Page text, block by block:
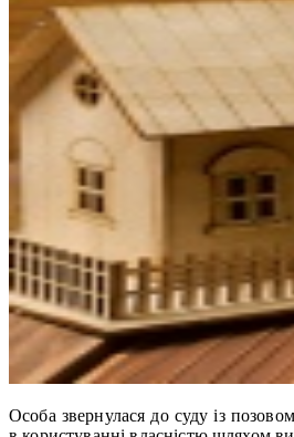
Особа звернулася до суду із